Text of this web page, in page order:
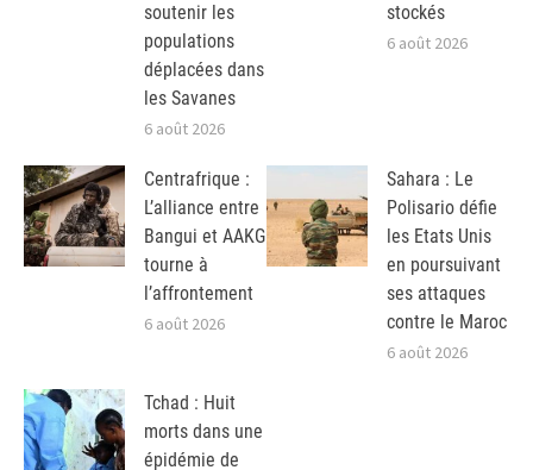
soutenir les
populations
déplacées dans
les Savanes
6 août 2026
stockés
6 août 2026
Centrafrique :
L’alliance entre
Bangui et AAKG
tourne à
l’affrontement
6 août 2026
Sahara : Le
Polisario défie
les Etats Unis
en poursuivant
ses attaques
contre le Maroc
6 août 2026
Tchad : Huit
morts dans une
épidémie de